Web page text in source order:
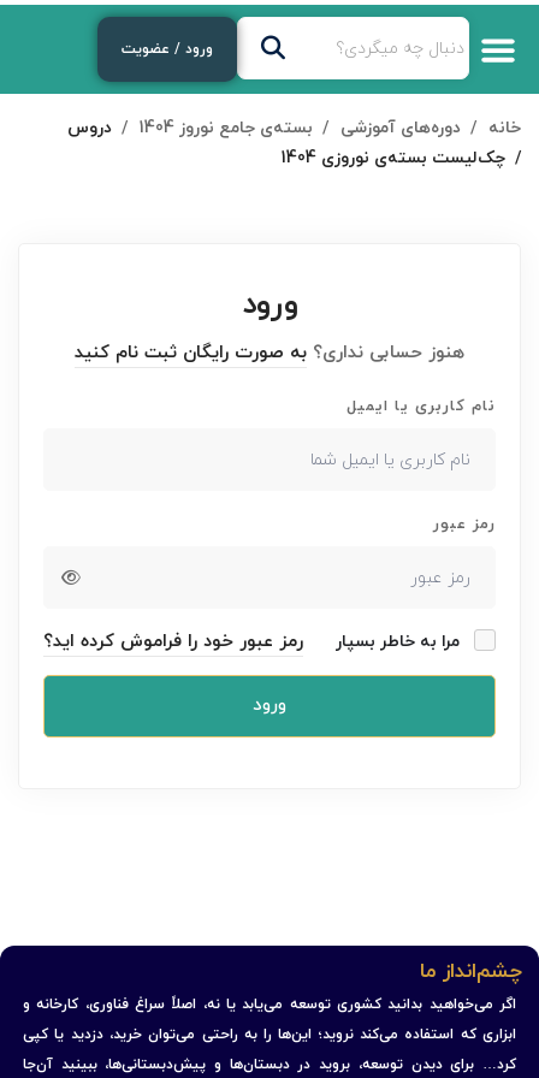
ورود / عضویت
خانه دوره‌های آموزشی بسته‌ی جامع نوروز 1404
دروس
چک‌لیست بسته‌ی نوروزی 1404
ورود
هنوز حسابی نداری؟ به صورت رایگان ثبت نام کنید
نام کاربری یا ایمیل
رمز عبور
مرا به خاطر بسپار رمز عبور خود را فراموش کرده اید؟
ورود
چشم‌انداز ما
اگر می‌خواهید بدانید کشوری توسعه می‌یابد یا نه، اصلاً سراغ فناوری، کارخانه و
ابزاری که استفاده می‌کند نروید؛ این‌ها را به راحتی می‌توان خرید، دزدید یا کپی
کرد… برای دیدن توسعه، بروید در دبستان‌ها و پیش‌دبستانی‌ها، ببینید آن‌جا